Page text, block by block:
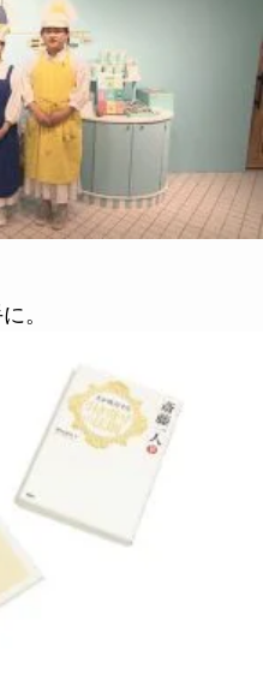
。